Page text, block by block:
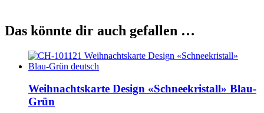
Das könnte dir auch gefallen …
Weihnachtskarte Design «Schneekristall» Blau-
Grün